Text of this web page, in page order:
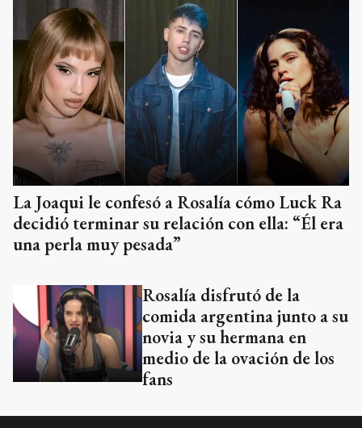
La Joaqui le confesó a Rosalía cómo Luck Ra
decidió terminar su relación con ella: “Él era
una perla muy pesada”
Rosalía disfrutó de la
comida argentina junto a su
novia y su hermana en
medio de la ovación de los
fans